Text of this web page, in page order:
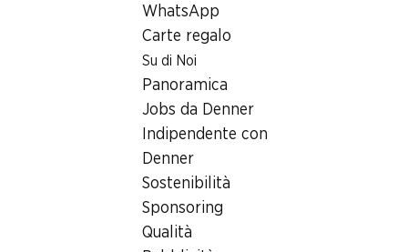
WhatsApp
Carte regalo
Su di Noi
Panoramica
Jobs da Denner
Indipendente con
Denner
Sostenibilità
Sponsoring
Qualità
Altri clienti hanno acquistato